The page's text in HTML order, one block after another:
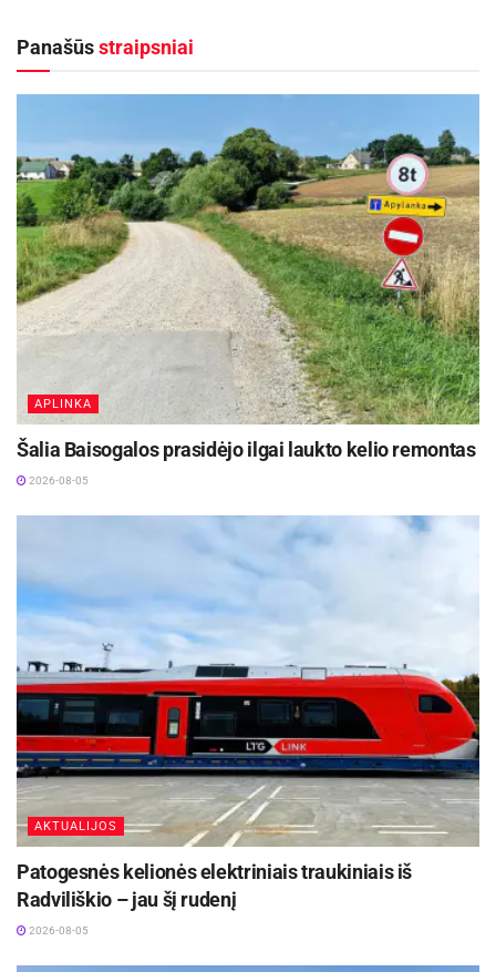
pagerinsianti vandens nutekėjimą, įrengti gatvės
apšvietimo tinklai. Abiejose gatvės pusėse
įrengtos nuovažos su trinkelių danga, kuri
pagerins privažiavimą prie sklypų.
Artimiausiu metu planuojama atlikti kelio
ženklinimo darbus.
Švenčionių rajono savivaldybė
Žymos: Infrastruktūra
Panašūsstraipsniai
APLINKA
Šalia Baisogalos prasidėjo ilgai laukto kelio remontas
2026-08-05
AKTUALIJOS
Patogesnės kelionės elektriniais traukiniais iš
Radviliškio – jau šį rudenį
2026-08-05